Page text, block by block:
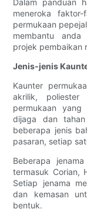
Dalam panduan
meneroka
permukaan
membantu
projek pembaikan
Jenis-jenis
Kaunter
akrilik,
permukaan
dijaga dan
beberapa jenis
pasaran, setiap
Beberapa
termasuk Corian,
Setiap jenama
dan kemasan
bentuk.